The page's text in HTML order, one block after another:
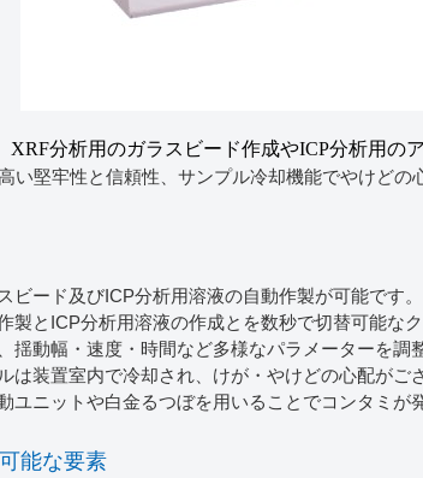
XRF分析用のガラスビード作成やICP分析用の
い堅牢性と信頼性、サンプル冷却機能でやけどの
ビード及びICP分析用溶液の自動作製が可能です。
製とICP分析用溶液の作成とを数秒で切替可能な
揺動幅・速度・時間など多様なパラメーターを調
は装置室内で冷却され、けが・やけどの心配がご
ユニットや白金るつぼを用いることでコンタミが
能な要素